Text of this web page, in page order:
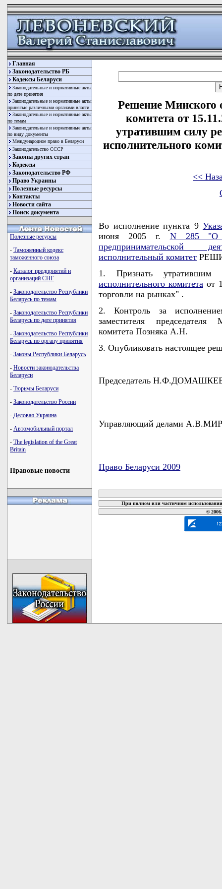
Главная
Законодательство РБ
Кодексы Беларуси
Законодательные и нормативные акты
по дате принятия
Законодательные и нормативные акты
принятые различными органами власти
Законодательные и нормативные акты
по темам
Законодательные и нормативные акты
по виду документы
Международное право в Беларуси
Законодательство СССР
Законы других стран
Кодексы
Законодательство РФ
Право Украины
Полезные ресурсы
Контакты
Новости сайта
Поиск документа
Полезные ресурсы
- Таможенный кодекс
таможенного союза
- Каталог предприятий и
организаций СНГ
- Законодательство Республики
Беларусь по темам
- Законодательство Республики
Беларусь по дате принятия
- Законодательство Республики
Беларусь по органу принятия
- Законы Республики Беларусь
- Новости законодательства
Беларуси
- Тюрьмы Беларуси
- Законодательство России
- Деловая Украина
- Автомобильный портал
- The legislation of the Great
Britain
Правовые новости
Решение Минского
комитета от
утратившим силу
исполнительного
<<
Во исполнение пункта 9
июня 2005 г. N 285 "О
предпринимательской
исполнительный комитет
1. Признать
исполнительного комитета от
торговли на рынках" .
2. Контроль за
заместителя председателя
комитета Позняка А.Н.
3. Опубликовать настоящее
Председатель
Управляющий делами
Право Беларуси 2009
При полном или частичном
©